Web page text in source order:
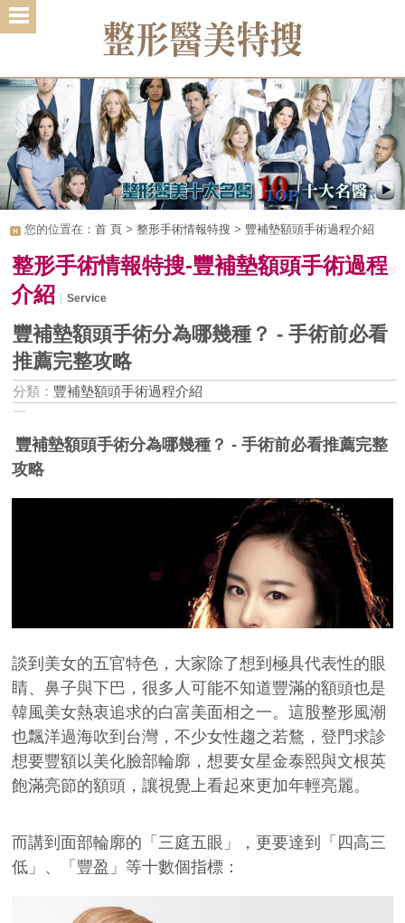
您的位置在： 首 頁> 整形手術情報特搜 > 豐補墊額頭手術過程介紹
整形手術情報特搜-豐補墊額頭手術過程
介紹
Service
豐補墊額頭手術分為哪幾種？ - 手術前必看
推薦完整攻略
分類： 豐補墊額頭手術過程介紹
豐補墊額頭手術分為哪幾種？ - 手術前必看推薦完整
攻略
談到美女的五官特色，大家除了想到極具代表性的眼
睛、鼻子與下巴，很多人可能不知道豐滿的額頭也是
韓風美女熱衷追求的白富美面相之一。這股整形風潮
也飄洋過海吹到台灣，不少女性趨之若鶩，登門求診
想要豐額以美化臉部輪廓，想要女星金泰熙與文根英
飽滿亮節的額頭，讓視覺上看起來更加年輕亮麗。
而講到面部輪廓的「三庭五眼」，更要達到「四高三
低」、「豐盈」等十數個指標：